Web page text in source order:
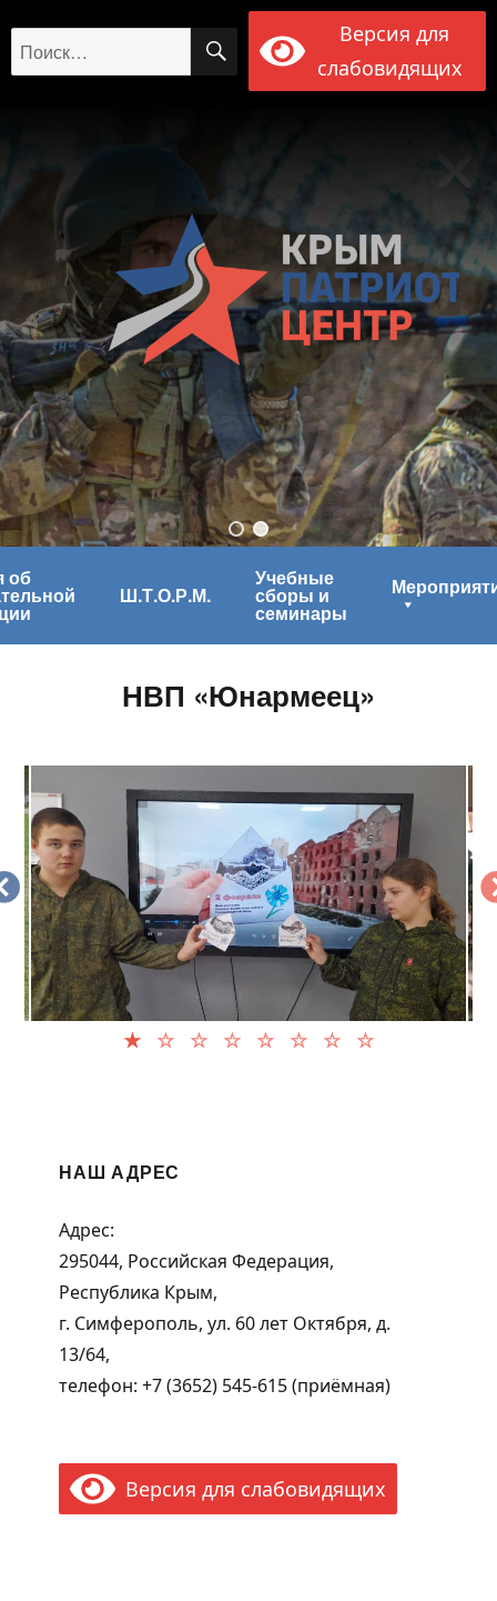
Искать: ПОИСК
Версия для
слабовидящих
об
Ш.Т.О.Р.М.
Учебные
сборы и
семинары
НВП «Юнармеец»
НАШ АДРЕС
Адрес:
295044, Российская Федерация,
Республика Крым,
г. Симферополь, ул. 60 лет Октября, д.
13/64,
телефон: +7 (3652) 545-615 (приёмная)
Версия для слабовидящих